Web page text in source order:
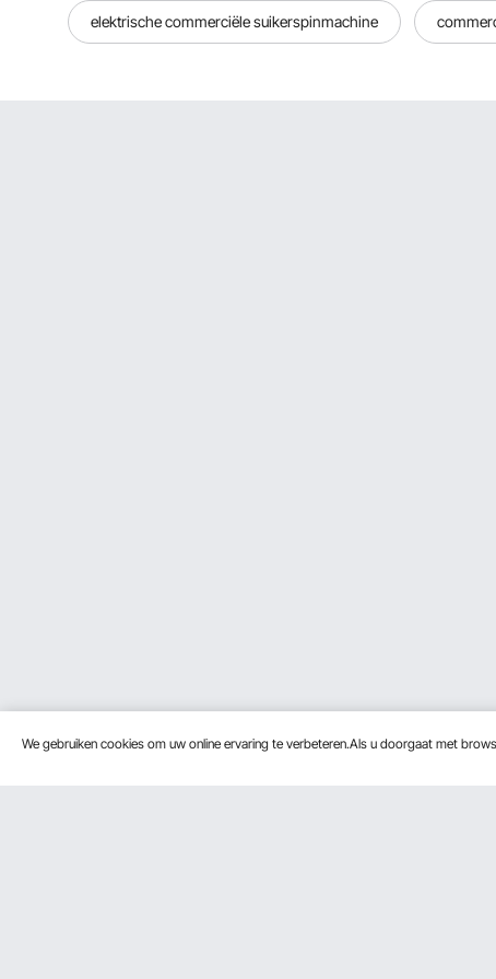
elektrische commerciële suikerspinmachine
We gebruiken cookies om uw online ervaring te verbeteren.Als u doorgaat met